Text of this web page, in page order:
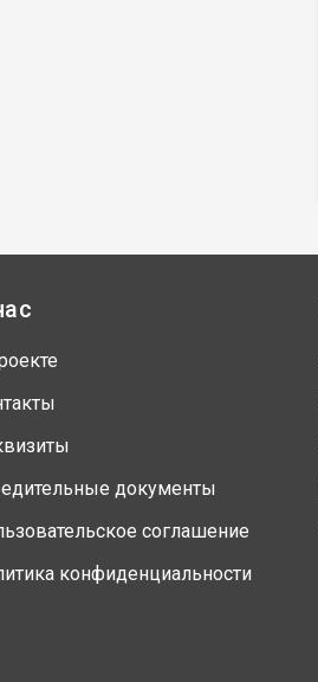
документы
соглашение
конфиденциальности